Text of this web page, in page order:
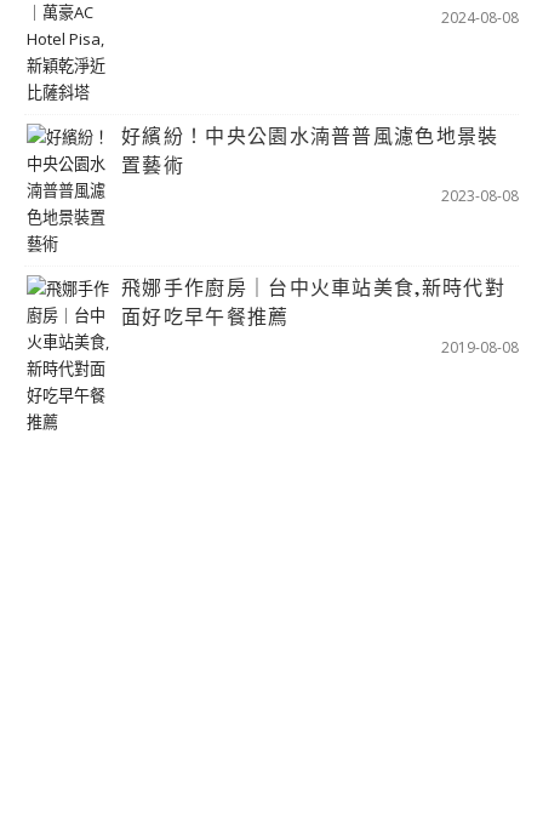
2024-08-08
好繽紛！中央公園水湳普普風濾色地景裝
置藝術
2023-08-08
飛娜手作廚房｜台中火車站美食,新時代對
面好吃早午餐推薦
2019-08-08